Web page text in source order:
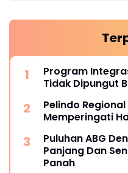
Program
Tidak Dipungut
Pelindo
Memperingati
Puluhan ABG
Panjang Dan
Panah